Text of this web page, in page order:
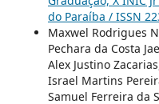
do Paraíba / ISSN
Maxwel Rodrigues
Pechara da Costa
Alex Justino
Israel Martins
Samuel Ferreira da